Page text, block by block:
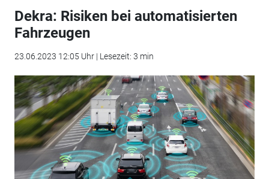
Dekra: Risiken bei automatisierten
Fahrzeugen
23.06.2023 12:05 Uhr | Lesezeit: 3 min